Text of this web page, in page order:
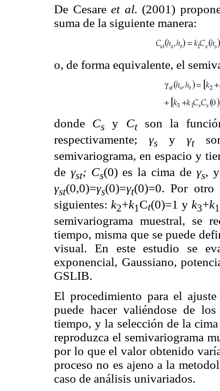
De Cesare et al. (2001)
suma de la siguiente manera:
o, de forma equivalente, el
donde Cs y Ctson la
respectivamente; γs y γtson
semivariograma, en espacio y
de γst; Cs(0) es la cima de γs,
γst(0,0)=γs(0)=γt(0)=0. Por otro
siguientes: k2+k1 Ct(0)=1 y k3+k1
semivariograma muestral, se
tiempo, misma que se puede
visual. En este estudio se
exponencial, Gaussiano,
GSLIB.
El procedimiento para el
puede hacer valiéndose de
tiempo, y la selección de la
reproduzca el semivariograma
por lo que el valor obtenido
proceso no es ajeno a la
caso de análisis univariados.